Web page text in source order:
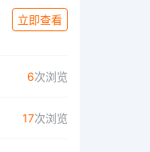
立即查看
6次浏览
17次浏览